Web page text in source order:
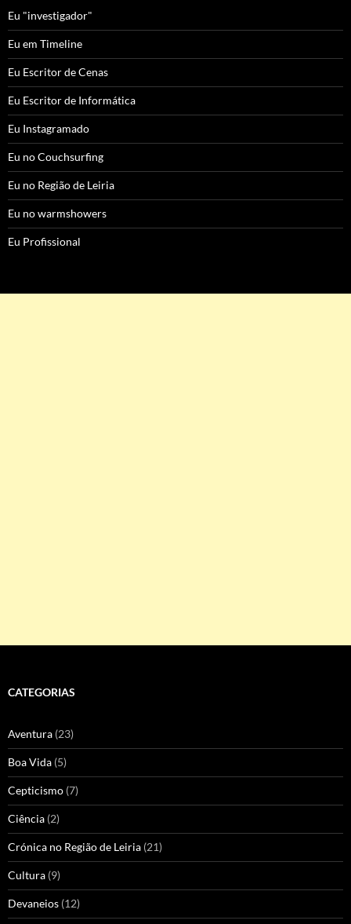
Eu "investigador"
Eu em Timeline
Eu Escritor de Cenas
Eu Escritor de Informática
Eu Instagramado
Eu no Couchsurfing
Eu no Região de Leiria
Eu no warmshowers
Eu Profissional
CATEGORIAS
Aventura (23)
Boa Vida (5)
Cepticismo (7)
Ciência (2)
Crónica no Região de Leiria (21)
Cultura (9)
Devaneios (12)